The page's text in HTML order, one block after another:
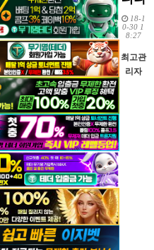
18-1
0-30 1
8:27
최고관
리자